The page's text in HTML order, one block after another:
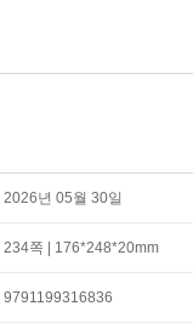
2026년 05월 30일
234쪽 | 176*248*20mm
9791199316836